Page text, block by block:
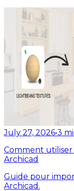
July 27, 2026•3
Comment
Archicad
Guide pour
Archicad.